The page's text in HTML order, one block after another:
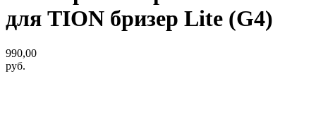
для TION бризер Lite (G4)
990,00
руб.